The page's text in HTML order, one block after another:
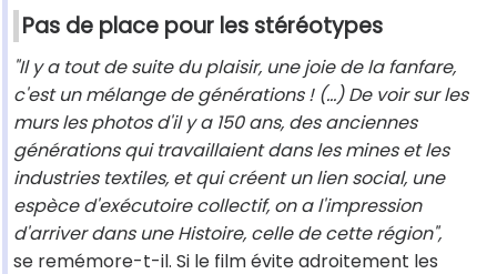
Pas de place pour les stéréotypes
"Il y a tout de suite du plaisir, une joie de la fanfare,
c'est un mélange de générations ! (...) De voir sur les
murs les photos d'il y a 150 ans, des anciennes
générations qui travaillaient dans les mines et les
industries textiles, et qui créent un lien social, une
espèce d'exécutoire collectif, on a l'impression
d'arriver dans une Histoire, celle de cette région",
se remémore-t-il. Si le film évite adroitement les